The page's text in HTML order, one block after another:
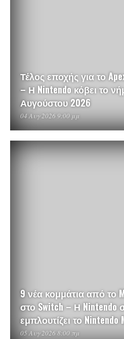
Τέλος εποχής για το
– Η Nintendo κόβει το
Αυγούστου 2026
04 Αυγ 2026 9:00 μμ
9 νέα κομμάτια από το
στο Switch – Η Nintendo
εμπλουτίζει το Nintendo
05 Αυγ 2026 8:00 πμ